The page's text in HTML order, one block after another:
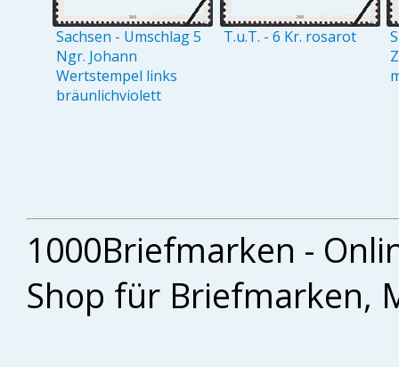
Sachsen - Umschlag 5
Ngr. Johann
Wertstempel links
bräunlichviolett
T.u.T. - 6 Kr. rosarot
1000Briefmarken -
Shop für Briefmarken,